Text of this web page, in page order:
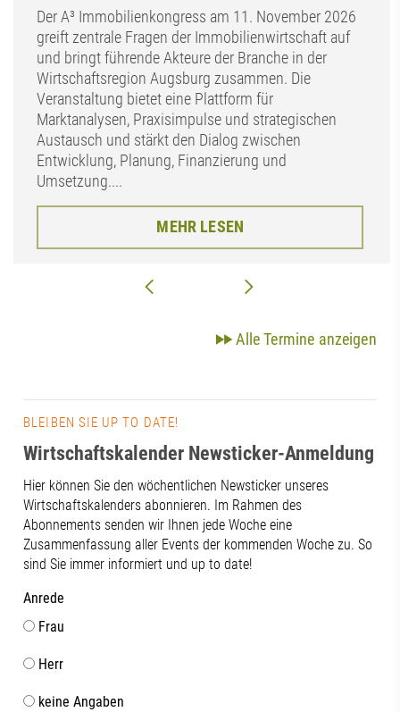
Der A³ Immobilienkongress am 11. November 2026
greift zentrale Fragen der Immobilienwirtschaft auf
und bringt führende Akteure der Branche in der
Wirtschaftsregion Augsburg zusammen. Die
Veranstaltung bietet eine Plattform für
Marktanalysen, Praxisimpulse und strategischen
Austausch und stärkt den Dialog zwischen
Entwicklung, Planung, Finanzierung und
Umsetzung....
MEHR LESEN
Alle Termine anzeigen
BLEIBEN SIE UP TO DATE!
Wirtschaftskalender Newsticker-Anmeldung
Hier können Sie den wöchentlichen Newsticker unseres
Wirtschaftskalenders abonnieren. Im Rahmen des
Abonnements senden wir Ihnen jede Woche eine
Zusammenfassung aller Events der kommenden Woche zu. So
sind Sie immer informiert und up to date!
Anrede
Frau
Herr
keine Angaben